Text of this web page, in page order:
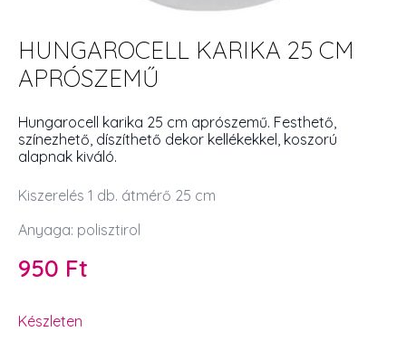
HUNGAROCELL KARIKA 25 CM
APRÓSZEMŰ
Hungarocell karika 25 cm aprószemű. Festhető,
színezhető, díszíthető dekor kellékekkel, koszorú
alapnak kiváló.
Kiszerelés 1 db. átmérő 25 cm
Anyaga: polisztirol
950 Ft
Készleten